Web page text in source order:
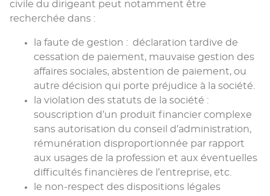
civile du dirigeant peut notamment être
recherchée dans :
la faute de gestion : déclaration tardive de
cessation de paiement, mauvaise gestion des
affaires sociales, abstention de paiement, ou
autre décision qui porte préjudice à la société.
la violation des statuts de la société :
souscription d’un produit financier complexe
sans autorisation du conseil d’administration,
rémunération disproportionnée par rapport
aux usages de la profession et aux éventuelles
difficultés financières de l’entreprise, etc.
le non-respect des dispositions légales